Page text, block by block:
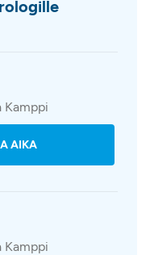
Kamppi
AIKA
Kamppi